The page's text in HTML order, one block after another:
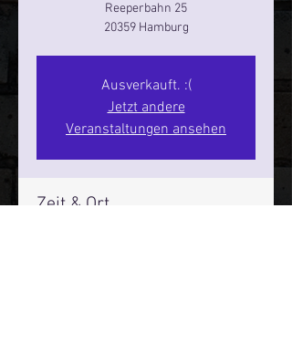
Reeperbahn 25
Ausverkauft. :(
Jetzt andere
Veranstaltungen ansehen
Zeit & Ort